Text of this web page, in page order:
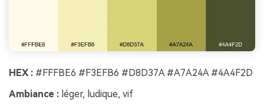
HEX : #FFFBE6 #F3EFB6 #D8D37A #A7A24A #4A4F2D
Ambiance : léger, ludique, vif